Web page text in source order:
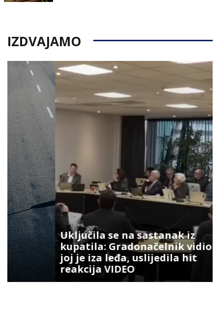
IZDVAJAMO
Uključila se na sastanak iz
kupatila: Gradonačelnik vidio šta
joj je iza leđa, uslijedila hit
reakcija VIDEO